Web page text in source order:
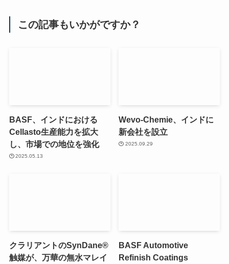
この記事もいかがですか？
BASF、インドにおける
Cellasto生産能力を拡大
し、市場での地位を強化
2025.05.13
Wevo-Chemie、インドに
新会社を設立
2025.09.29
クラリアントのSynDane®
触媒が、万華の無水マレイ
BASF Automotive
Refinish Coatings